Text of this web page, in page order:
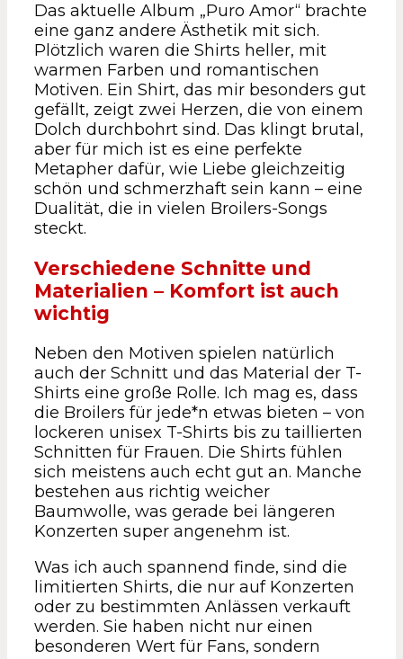
Das aktuelle Album „Puro Amor“ brachte
eine ganz andere Ästhetik mit sich.
Plötzlich waren die Shirts heller, mit
warmen Farben und romantischen
Motiven. Ein Shirt, das mir besonders gut
gefällt, zeigt zwei Herzen, die von einem
Dolch durchbohrt sind. Das klingt brutal,
aber für mich ist es eine perfekte
Metapher dafür, wie Liebe gleichzeitig
schön und schmerzhaft sein kann – eine
Dualität, die in vielen Broilers-Songs
steckt.
Verschiedene Schnitte und
Materialien – Komfort ist auch
wichtig
Neben den Motiven spielen natürlich
auch der Schnitt und das Material der T-
Shirts eine große Rolle. Ich mag es, dass
die Broilers für jede*n etwas bieten – von
lockeren unisex T-Shirts bis zu taillierten
Schnitten für Frauen. Die Shirts fühlen
sich meistens auch echt gut an. Manche
bestehen aus richtig weicher
Baumwolle, was gerade bei längeren
Konzerten super angenehm ist.
Was ich auch spannend finde, sind die
limitierten Shirts, die nur auf Konzerten
oder zu bestimmten Anlässen verkauft
werden. Sie haben nicht nur einen
besonderen Wert für Fans, sondern